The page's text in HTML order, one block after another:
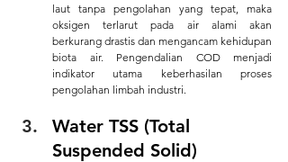
laut tanpa pengolahan yang tepat, maka
oksigen terlarut pada air alami akan
berkurang drastis dan mengancam kehidupan
biota air. Pengendalian COD menjadi
indikator utama keberhasilan proses
pengolahan limbah industri.
Water TSS (Total
Suspended Solid)